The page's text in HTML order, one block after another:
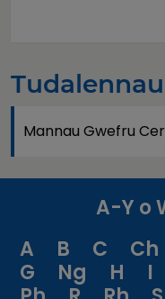
Mannau Gwefru
A-Y o
A
B C Ch
G
Ng H I